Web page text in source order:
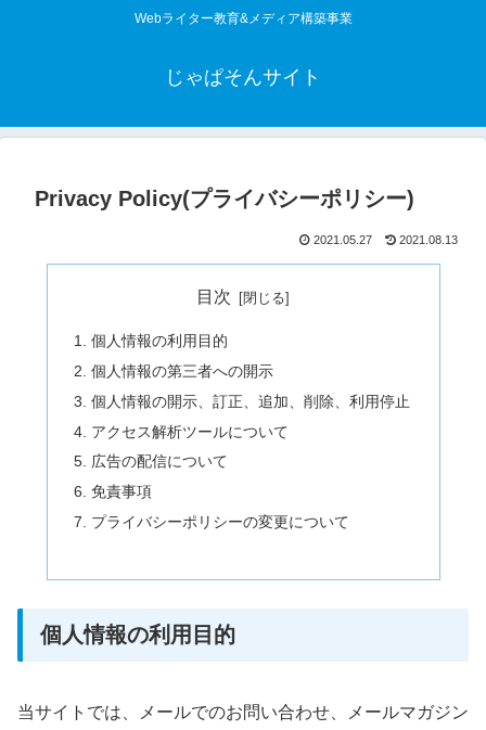
Webライター教育&メディア構築事業
じゃぱそんサイト
Privacy Policy(プライバシーポリシー)
2021.05.27 2021.08.13
目次
個人情報の利用目的
個人情報の第三者への開示
個人情報の開示、訂正、追加、削除、利用停止
アクセス解析ツールについて
広告の配信について
免責事項
プライバシーポリシーの変更について
個人情報の利用目的
当サイトでは、メールでのお問い合わせ、メールマガジン